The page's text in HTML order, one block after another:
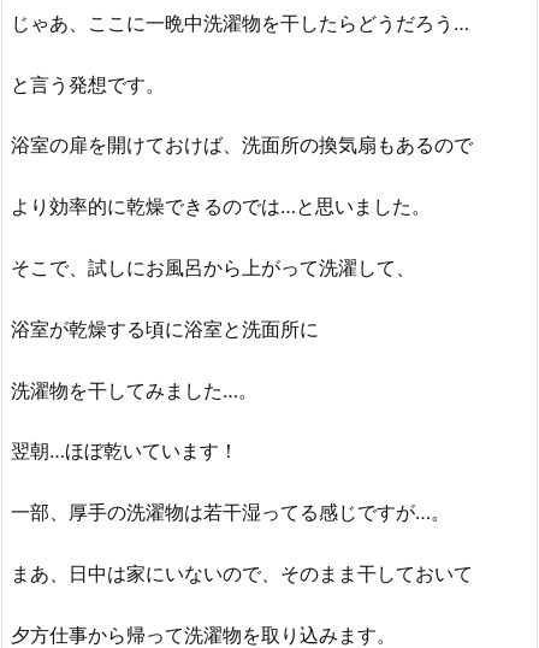
じゃあ、ここに一晩中洗濯物を干したらどうだろう…
と言う発想です。
浴室の扉を開けておけば、洗面所の換気扇もあるので
より効率的に乾燥できるのでは…と思いました。
そこで、試しにお風呂から上がって洗濯して、
浴室が乾燥する頃に浴室と洗面所に
洗濯物を干してみました…。
翌朝…ほぼ乾いています！
一部、厚手の洗濯物は若干湿ってる感じですが…。
まあ、日中は家にいないので、そのまま干しておいて
夕方仕事から帰って洗濯物を取り込みます。